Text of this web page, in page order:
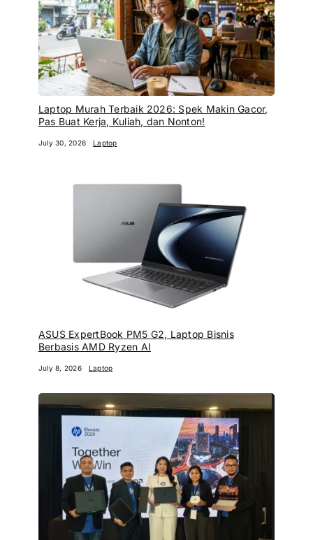
Laptop Murah Terbaik 2026: Spek Makin Gacor,
Pas Buat Kerja, Kuliah, dan Nonton!
July 30, 2026 Laptop
ASUS ExpertBook PM5 G2, Laptop Bisnis
Berbasis AMD Ryzen AI
July 8, 2026 Laptop